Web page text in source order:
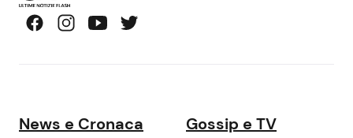
News e Cronaca Gossip e TV